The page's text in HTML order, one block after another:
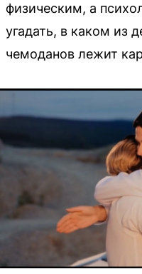
физическим, а
угадать, в каком из
чемоданов лежит